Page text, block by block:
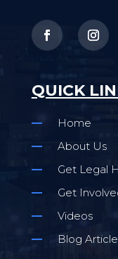
QUICK
Home
About Us
Get Legal
Get
Videos
Blog